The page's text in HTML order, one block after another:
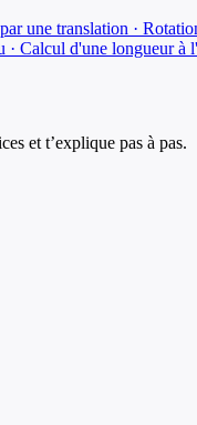
une translation ·
· Calcul d'une longueur
et t’explique pas à pas.